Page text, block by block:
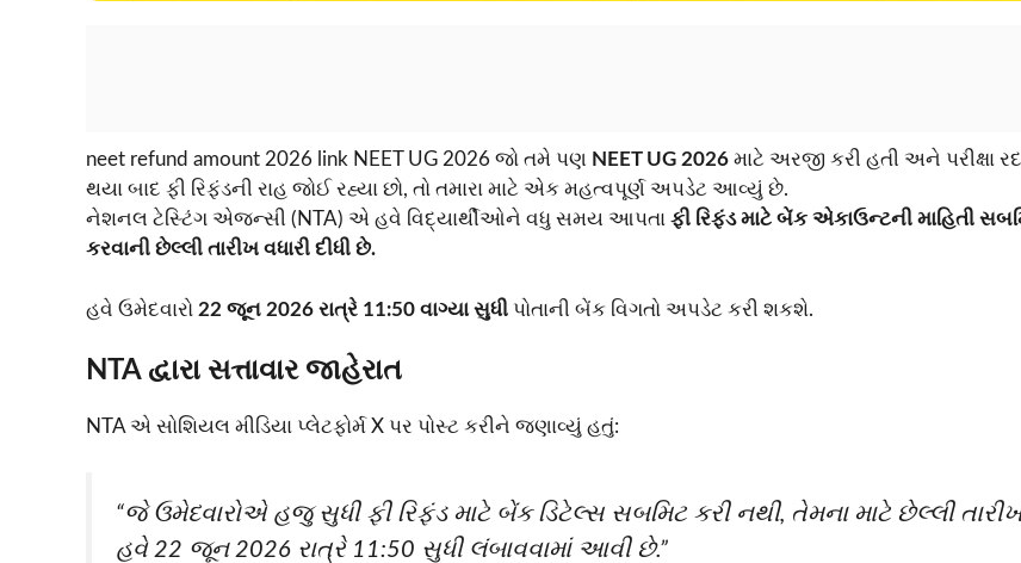
neet refund amount 2026 link NEET UG 2026 જો તમે પણ NEET UG 2026 માટે અરજી કરી હતી અને પરીક્ષા રદ
થયા બાદ ફી રિફંડની રાહ જોઈ રહ્યા છો, તો તમારા માટે એક મહત્વપૂર્ણ અપડેટ આવ્યું છે.
નેશનલ ટેસ્ટિંગ એજન્સી (NTA) એ હવે વિદ્યાર્થીઓને વધુ સમય આપતા ફી રિફંડ માટે બેંક એકાઉન્ટની માહિતી
કરવાની છેલ્લી તારીખ વધારી દીધી છે.
હવે ઉમેદવારો 22 જૂન 2026 રાત્રે 11:50 વાગ્યા સુધી પોતાની બેંક વિગતો અપડેટ કરી શકશે.
NTA દ્વારા સત્તાવાર જાહેરાત
NTA એ સોશિયલ મીડિયા પ્લેટફોર્મ X પર પોસ્ટ કરીને જણાવ્યું હતું:
“જે ઉમેદવારોએ હજુ સુધી ફી રિફંડ માટે બેંક ડિટેલ્સ સબમિટ કરી નથી, તેમના માટે છેલ્લી
હવે 22 જૂન 2026 રાત્રે 11:50 સુધી લંબાવવામાં આવી છે.”